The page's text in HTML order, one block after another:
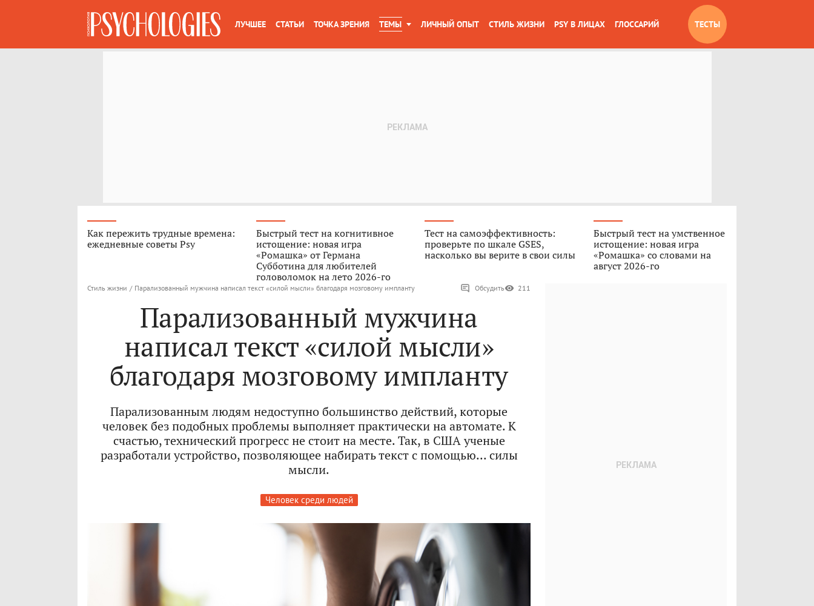
ЛУЧШЕЕ СТАТЬИ ТОЧКА ЗРЕНИЯ ТЕМЫ ЛИЧНЫЙ ОПЫТ СТИЛЬ ЖИЗНИ PSY В ЛИЦАХ ГЛОССАРИЙ ТЕСТЫ
Как пережить трудные времена:
ежедневные советы Psy
Быстрый тест на когнитивное
истощение: новая игра
«Ромашка» от Германа
Субботина для любителей
головоломок на лето 2026-го
Тест на самоэффективность:
проверьте по шкале GSES,
насколько вы верите в свои силы
Быстрый тест на умственное
истощение: новая игра
«Ромашка» со словами на
август 2026-го
Стиль жизни / Парализованный мужчина написал текст «силой мысли» благодаря мозговому импланту Обсудить 211
Парализованный мужчина
написал текст «силой мысли»
благодаря мозговому импланту
Парализованным людям недоступно большинство действий, которые
человек без подобных проблемы выполняет практически на автомате. К
счастью, технический прогресс не стоит на месте. Так, в США ученые
разработали устройство, позволяющее набирать текст с помощью... силы
мысли.
Человек среди людей